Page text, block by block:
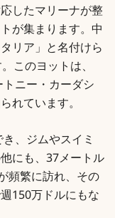
したマリーナが整
が集まります。中
リア」と名付けら
このヨットは、
ニー・カーダシ
れています。
、ジムやスイミ
にも、37メートル
頻繁に訪れ、その
150万ドルにもな